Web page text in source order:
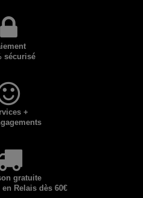
sécurisé
+
gratuite
Relais dès 60€